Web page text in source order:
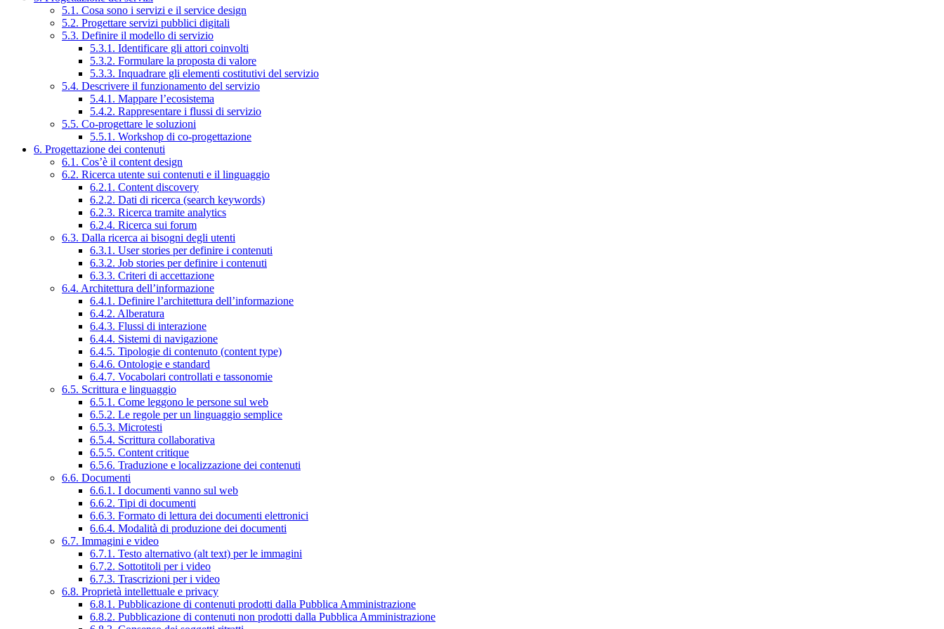
5.1. Cosa sono i servizi e il service design
5.2. Progettare servizi pubblici digitali
5.3. Definire il modello di servizio
5.3.1. Identificare gli attori coinvolti
5.3.2. Formulare la proposta di valore
5.3.3. Inquadrare gli elementi costitutivi del servizio
5.4. Descrivere il funzionamento del servizio
5.4.1. Mappare l’ecosistema
5.4.2. Rappresentare i flussi di servizio
5.5. Co-progettare le soluzioni
5.5.1. Workshop di co-progettazione
6. Progettazione dei contenuti
6.1. Cos’è il content design
6.2. Ricerca utente sui contenuti e il linguaggio
6.2.1. Content discovery
6.2.2. Dati di ricerca (search keywords)
6.2.3. Ricerca tramite analytics
6.2.4. Ricerca sui forum
6.3. Dalla ricerca ai bisogni degli utenti
6.3.1. User stories per definire i contenuti
6.3.2. Job stories per definire i contenuti
6.3.3. Criteri di accettazione
6.4. Architettura dell’informazione
6.4.1. Definire l’architettura dell’informazione
6.4.2. Alberatura
6.4.3. Flussi di interazione
6.4.4. Sistemi di navigazione
6.4.5. Tipologie di contenuto (content type)
6.4.6. Ontologie e standard
6.4.7. Vocabolari controllati e tassonomie
6.5. Scrittura e linguaggio
6.5.1. Come leggono le persone sul web
6.5.2. Le regole per un linguaggio semplice
6.5.3. Microtesti
6.5.4. Scrittura collaborativa
6.5.5. Content critique
6.5.6. Traduzione e localizzazione dei contenuti
6.6. Documenti
6.6.1. I documenti vanno sul web
6.6.2. Tipi di documenti
6.6.3. Formato di lettura dei documenti elettronici
6.6.4. Modalità di produzione dei documenti
6.7. Immagini e video
6.7.1. Testo alternativo (alt text) per le immagini
6.7.2. Sottotitoli per i video
6.7.3. Trascrizioni per i video
6.8. Proprietà intellettuale e privacy
6.8.1. Pubblicazione di contenuti prodotti dalla Pubblica Amministrazione
6.8.2. Pubblicazione di contenuti non prodotti dalla Pubblica Amministrazione